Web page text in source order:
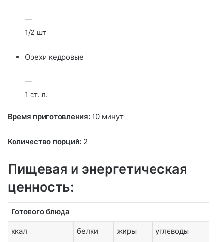
—
1/2 шт
Орехи кедровые
—
1 ст. л.
Время приготовления: 10 минут
Количество порций: 2
Пищевая и энергетическая
ценность:
Готового блюда
ккал белки жиры углеводы